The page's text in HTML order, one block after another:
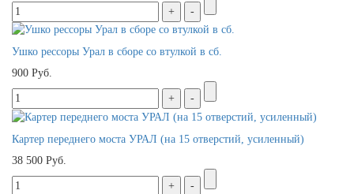
Ушко рессоры Урал в сборе со втулкой в сб.
900 Руб.
Картер переднего моста УРАЛ (на 15 отверстий, усиленный)
38 500 Руб.